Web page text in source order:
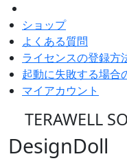
ショップ
よくある質問
ライセンスの登録方
起動に失敗する場合
マイアカウント
TERAWELL
DesignDoll